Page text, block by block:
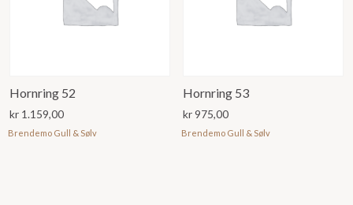
Hornring 52
kr 1.159,00
Brendemo Gull & Sølv
Hornring 53
kr975,00
Brendemo Gull & Sølv